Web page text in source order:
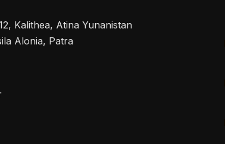
Kalithea, Atina Yunanistan
Alonia, Patra